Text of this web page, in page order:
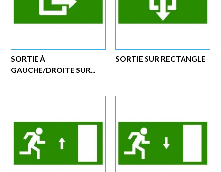
SORTIE SUR RECTANGLE
SORTIE À
GAUCHE/DROITE SUR...